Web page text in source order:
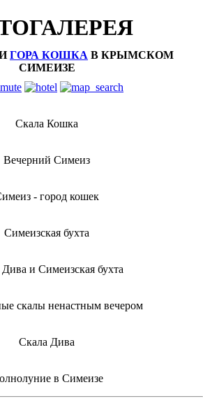
ГОРА КОШКА В КРЫМСКОМ
СИМЕИЗЕ
Скала Кошка
Вечерний Симеиз
- город кошек
Симеизская бухта
и Симеизская бухта
скалы ненастным вечером
Скала Дива
в Симеизе